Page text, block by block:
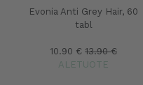
Evonia Anti Grey Hair, 60
tabl
10.90 € 13.90 €
ALETUOTE